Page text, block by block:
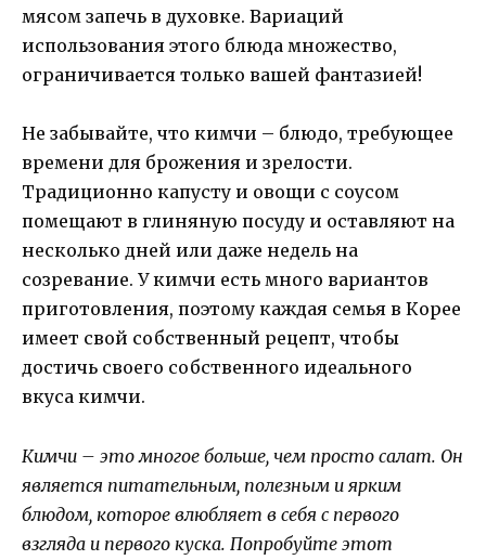
мясом запечь в духовке. Вариаций
использования этого блюда множество,
ограничивается только вашей фантазией!
Не забывайте, что кимчи – блюдо, требующее
времени для брожения и зрелости.
Традиционно капусту и овощи с соусом
помещают в глиняную посуду и оставляют на
несколько дней или даже недель на
созревание. У кимчи есть много вариантов
приготовления, поэтому каждая семья в Корее
имеет свой собственный рецепт, чтобы
достичь своего собственного идеального
вкуса кимчи.
Кимчи – это многое больше, чем просто салат. Он
является питательным, полезным и ярким
блюдом, которое влюбляет в себя с первого
взгляда и первого куска. Попробуйте этот